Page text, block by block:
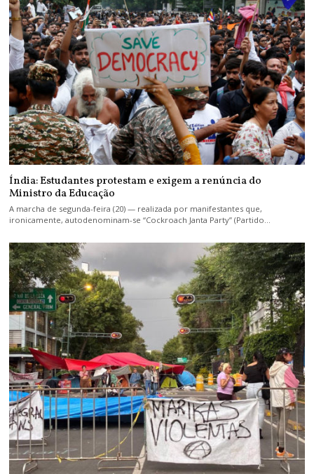
Índia: Estudantes protestam e exigem a renúncia do
Ministro da Educação
A marcha de segunda-feira (20) — realizada por manifestantes que,
ironicamente, autodenominam-se “Cockroach Janta Party” (Partido…